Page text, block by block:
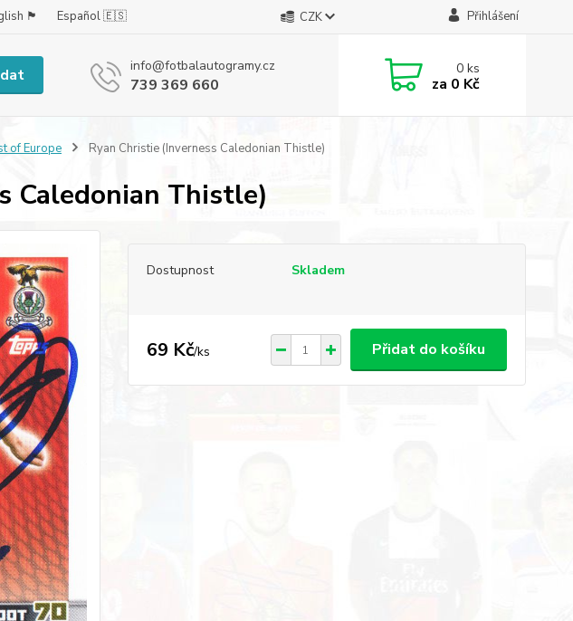
🏴󠁧󠁢󠁥󠁮󠁧󠁿 Español 🇪🇸 CZK Přihlášení
info@fotbalautogramy.cz
739 369 660
0ks
za 0 Kč
of Europe Ryan Christie (Inverness Caledonian Thistle)
Caledonian Thistle)
Dostupnost Skladem
69 Kč/ks Přidat do košíku